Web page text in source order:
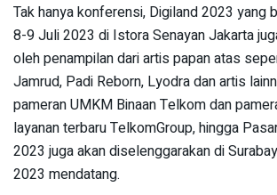
Tak hanya konferensi, Digiland 2023 yang
8-9 Juli 2023 di Istora Senayan Jakarta
oleh penampilan dari artis papan atas
Jamrud, Padi Reborn, Lyodra dan artis
pameran UMKM Binaan Telkom dan
layanan terbaru TelkomGroup, hingga
2023 juga akan diselenggarakan di
2023 mendatang.